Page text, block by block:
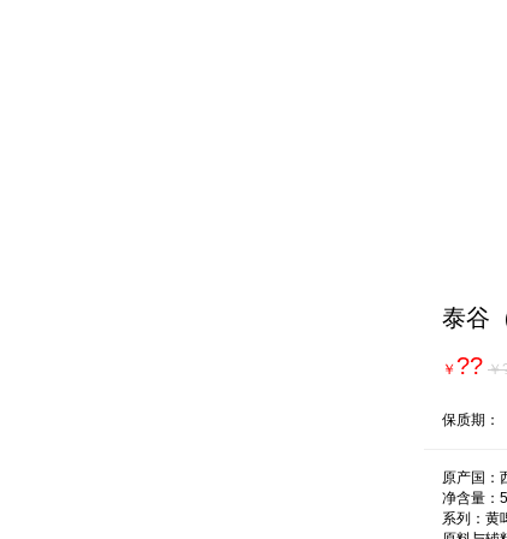
泰谷
￥ ?? ￥
保质期：
原产国：
净含量：
系列：黄